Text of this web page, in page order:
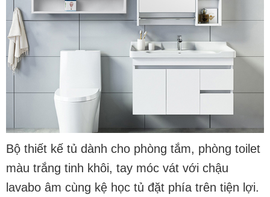
Bộ thiết kế tủ dành cho phòng tắm, phòng toilet
màu trắng tinh khôi, tay móc vát với chậu
lavabo âm cùng kệ học tủ đặt phía trên tiện lợi.